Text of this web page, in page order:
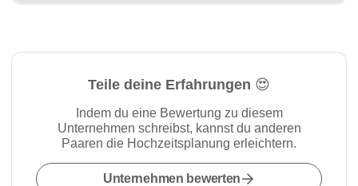
Teile deine Erfahrungen 😍
Indem du eine Bewertung zu diesem
Unternehmen schreibst, kannst du anderen
Paaren die Hochzeitsplanung erleichtern.
Unternehmen bewerten